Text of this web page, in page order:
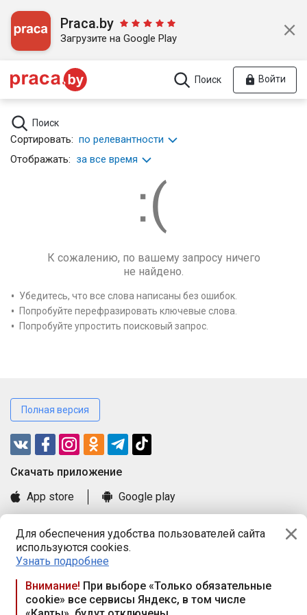
Для обеспечения удобства пользователей сайта
используются cookies.
Узнать подробнее
Внимание! При выборе «Только обязательные
cookie» все сервисы Яндекс, в том числе
Praca.by
Загрузите на Google Play
Поиск Войти
Поиск
Сортировать: по релевантности
Отображать: за все время
К сожалению, по вашему запросу ничего
не найдено.
Убедитесь, что все слова написаны без ошибок.
Попробуйте перефразировать ключевые слова.
Попробуйте упростить поисковый запрос.
Полная версия
Cкачать приложение
App store
Google play
Книга замечаний и предложений
Правила и документы
Praca.by © 2000—2026, ООО «ПРАЦА БАЙ»
Республика Беларусь, 220114, г. Минск, пр-т Независимости
117а, пом. № 9.